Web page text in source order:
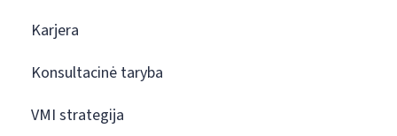
Karjera
Konsultacinė taryba
VMI strategija